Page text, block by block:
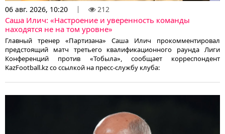
06 авг. 2026, 10:20 212
Саша Илич: «Настроение и уверенность команды
находятся не на том уровне»
Главный тренер «Партизана» Саша Илич прокомментировал
предстоящий матч третьего квалификационного раунда Лиги
Конференций против «Тобыла», сообщает корреспондент
KazFootball.kz со ссылкой на пресс-службу клуба: